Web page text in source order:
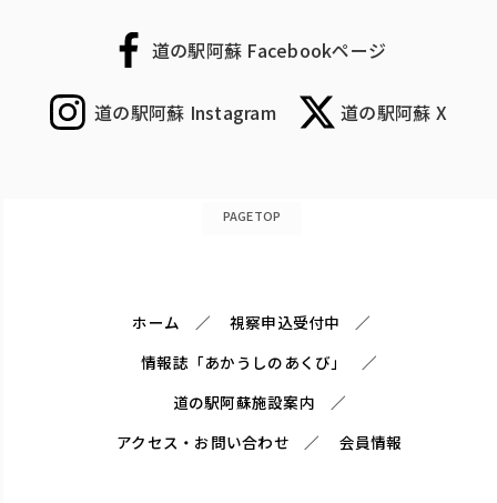
道の駅阿蘇 Facebookページ
道の駅阿蘇 Instagram 道の駅阿蘇 X
PAGETOP
ホーム
視察申込受付中
情報誌「あかうしのあくび」
道の駅阿蘇施設案内
アクセス・お問い合わせ
会員情報